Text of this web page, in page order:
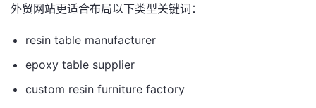
外贸网站更适合布局以下类型关键词：
resin table manufacturer
epoxy table supplier
custom resin furniture factory